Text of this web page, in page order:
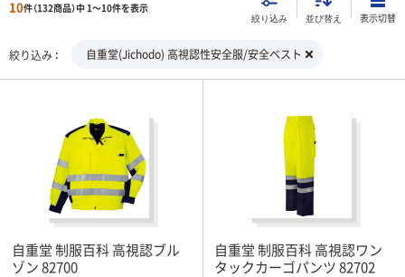
10件（132商品）中 1～10件を表示
絞り込み 並び替え 表示切替
絞り込み 自重堂(Jichodo) 高視認性安全服/安全ベスト
自重堂 制服百科 高視認ブル
ゾン 82700
自重堂 制服百科 高視認ワン
タックカーゴパンツ 82702